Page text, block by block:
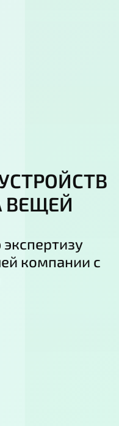
ВЕЩЕЙ
компании с